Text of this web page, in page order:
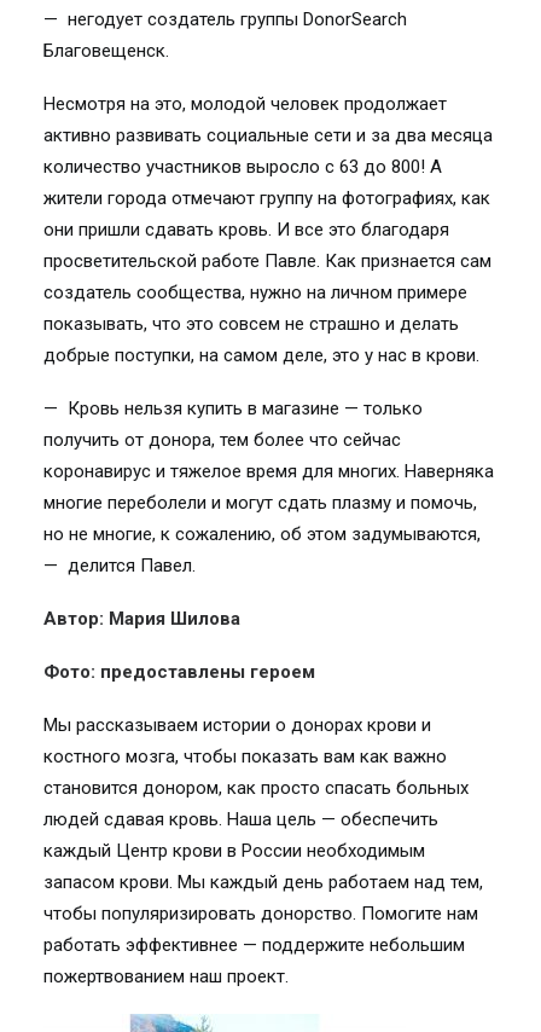
— негодует создатель группы DonorSearch
Благовещенск.
Несмотря на это, молодой человек продолжает
активно развивать социальные сети и за два месяца
количество участников выросло с 63 до 800! А
жители города отмечают группу на фотографиях, как
они пришли сдавать кровь. И все это благодаря
просветительской работе Павле. Как признается сам
создатель сообщества, нужно на личном примере
показывать, что это совсем не страшно и делать
добрые поступки, на самом деле, это у нас в крови.
— Кровь нельзя купить в магазине — только
получить от донора, тем более что сейчас
коронавирус и тяжелое время для многих. Наверняка
многие переболели и могут сдать плазму и помочь,
но не многие, к сожалению, об этом задумываются,
— делится Павел.
Автор: Мария Шилова
Фото: предоставлены героем
Мы рассказываем истории о донорах крови и
костного мозга, чтобы показать вам как важно
становится донором, как просто спасать больных
людей сдавая кровь. Наша цель — обеспечить
каждый Центр крови в России необходимым
запасом крови. Мы каждый день работаем над тем,
чтобы популяризировать донорство. Помогите нам
работать эффективнее — поддержите небольшим
пожертвованием наш проект.